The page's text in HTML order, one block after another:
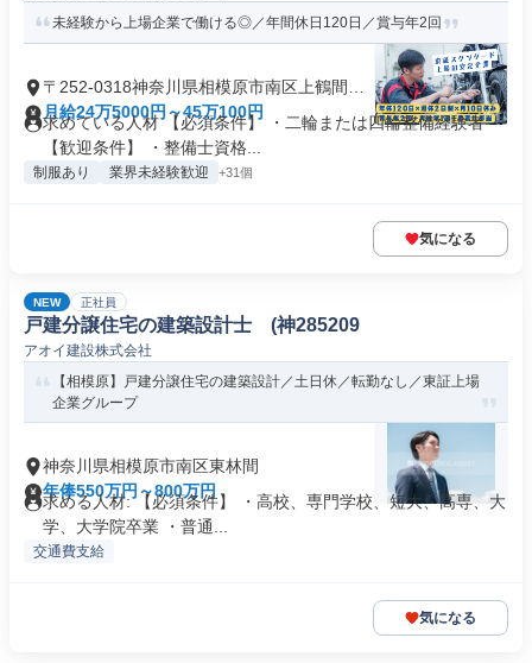
未経験から上場企業で働ける◎／年間休日120日／賞与年2回
〒252-0318神奈川県相模原市南区上鶴間本
町
月給24万5000円～45万100円
求めている人材 【必須条件】 ・二輪または四輪整備経験者
【歓迎条件】 ・整備士資格...
制服あり 業界未経験歓迎 +31個
気になる
NEW 正社員
戸建分譲住宅の建築設計士 (神285209
アオイ建設株式会社
【相模原】戸建分譲住宅の建築設計／土日休／転勤なし／東証上場
企業グループ
神奈川県相模原市南区東林間
年俸550万円～800万円
求める人材: 【必須条件】 ・高校、専門学校、短大、高専、大
学、大学院卒業 ・普通...
交通費支給
気になる